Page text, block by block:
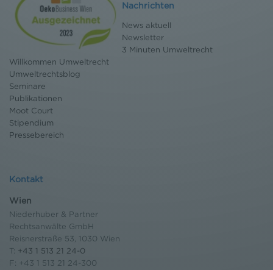
Nachrichten
News aktuell
Newsletter
3 Minuten Umweltrecht
Willkommen Umweltrecht
Umweltrechtsblog
Seminare
Publikationen
Moot Court
Stipendium
Pressebereich
Kontakt
Wien
Niederhuber & Partner
Rechtsanwälte GmbH
Reisnerstraße 53, 1030 Wien
T: +43 1 513 21 24-0
F: +43 1 513 21 24-300